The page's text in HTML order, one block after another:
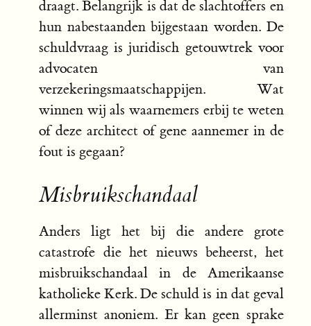
draagt. Belangrijk is dat de slachtoffers en
hun nabestaanden bijgestaan worden. De
schuldvraag is juridisch getouwtrek voor
advocaten van
verzekeringsmaatschappijen. Wat
winnen wij als waarnemers erbij te weten
of deze architect of gene aannemer in de
fout is gegaan?
Misbruikschandaal
Anders ligt het bij die andere grote
catastrofe die het nieuws beheerst, het
misbruikschandaal in de Amerikaanse
katholieke Kerk. De schuld is in dat geval
allerminst anoniem. Er kan geen sprake